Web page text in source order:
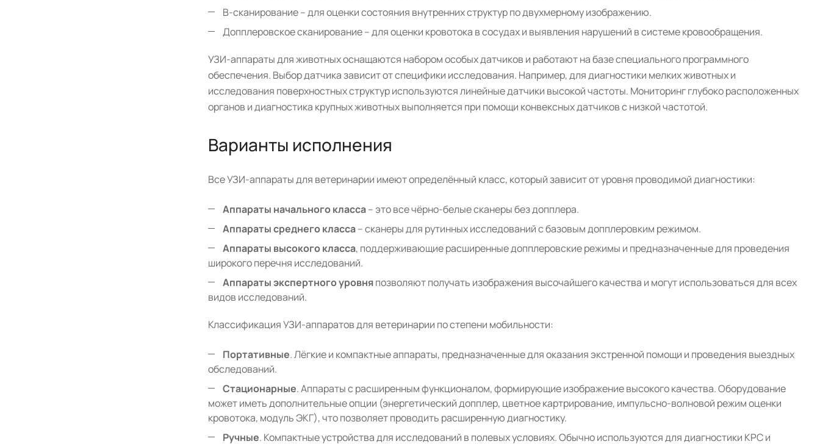
В-сканирование – для оценки состояния внутренних структур по двухмерному изображению.
Допплеровское сканирование – для оценки кровотока в сосудах и выявления нарушений в системе кровообращения.
УЗИ-аппараты для животных оснащаются набором особых датчиков и работают на базе специального программного
обеспечения. Выбор датчика зависит от специфики исследования. Например, для диагностики мелких животных и
исследования поверхностных структур используются линейные датчики высокой частоты. Мониторинг глубоко расположенных
органов и диагностика крупных животных выполняется при помощи конвексных датчиков с низкой частотой.
Варианты исполнения
Все УЗИ-аппараты для ветеринарии имеют определённый класс, который зависит от уровня проводимой диагностики:
Аппараты начального класса– это все чёрно-белые сканеры без допплера.
Аппараты среднего класса– сканеры для рутинных исследований с базовым допплеровким режимом.
Аппараты высокого класса, поддерживающие расширенные допплеровские режимы и предназначенные для проведения
широкого перечня исследований.
Аппараты экспертного уровняпозволяют получать изображения высочайшего качества и могут использоваться для всех
видов исследований.
Классификация УЗИ-аппаратов для ветеринарии по степени мобильности:
Портативные. Лёгкие и компактные аппараты, предназначенные для оказания экстренной помощи и проведения выездных
обследований.
Стационарные. Аппараты с расширенным функционалом, формирующие изображение высокого качества. Оборудование
может иметь дополнительные опции (энергетический допплер, цветное картрирование, импульсно-волновой режим оценки
кровотока, модуль ЭКГ), что позволяет проводить расширенную диагностику.
Ручные. Компактные устройства для исследований в полевых условиях. Обычно используются для диагностики КРС и